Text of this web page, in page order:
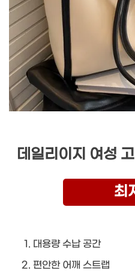
데일리이지 여성
최
대용량 수납 공간
편안한 어깨 스트랩